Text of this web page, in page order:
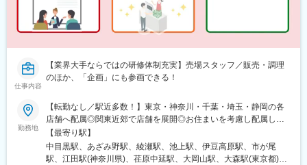
駅、吹田駅(阪急線)、新深江駅、服部天神駅、野田駅(大阪環状
線)、志紀駅、鳴尾・武庫川女子大前駅、伝法駅、寝屋川市駅、牧
野駅(大阪府)、高槻駅、豊津駅(大阪府)、西代駅、西大橋駅、香里
園駅、新石切駅、新金岡駅、高速神戸駅、高速長田駅、今津駅(兵
庫県)、城北公園通駅、三国駅(大阪府)、西九条駅、大国町駅、天
満橋駅、俊徳道駅、神崎川駅、ＪＲ難波駅、宮之阪駅、石津北
駅、西天下茶屋駅、岸辺駅、深江駅(兵庫県)、北加賀屋駅、今出川
(阪神線)、弁天町駅、あびこ駅、二条駅、鶴ケ丘駅、芦原町駅、扇
町駅(大阪府)、長田駅(大阪府)、茶山・京都芸術大学駅、昭和町駅
(大阪府)、緑橋駅、御幣島駅、新大阪駅、京橋駅(大阪府)、花隈
駅、堺駅、玉造駅、北畠駅、谷町六丁目駅、丹波口駅、森ノ宮
駅、関目高殿駅、古市駅(大阪府)、ＪＲ淡路駅、阿波座駅、出町柳
仕事内容
【業界大手ならではの研修体制充実】売場スタッフ／販売・調理
のほか、「企画」にも参画できる！
勤務地
【転勤なし／駅近多数！】東京・神奈川・千葉・埼玉・静岡の各
店舗へ配属◎関東近郊で店舗を展開◎お住まいを考慮し配属しま
す＊ ＊ ＊ ＊【 POINT 】◆転勤なしご自宅最寄駅から90
分までの店舗への配属が原則。転居を伴う異動はありません。◆
通勤便利・交通費支給東急線沿線を中心に店舗展開。駅近・駅直
【最寄り駅】
中目黒駅、あざみ野駅、綾瀬駅、池上駅、伊豆高原駅、市が尾
駅、江田駅(神奈川県)、荏原中延駅、大岡山駅、大森駅(東京都)、